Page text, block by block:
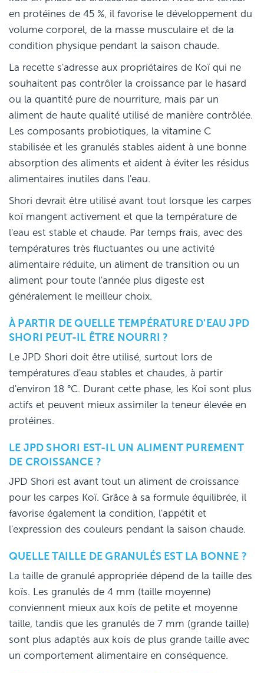
en protéines de 45 %, il favorise le développement du
volume corporel, de la masse musculaire et de la
condition physique pendant la saison chaude.
La recette s'adresse aux propriétaires de Koï qui ne
souhaitent pas contrôler la croissance par le hasard
ou la quantité pure de nourriture, mais par un
aliment de haute qualité utilisé de manière contrôlée.
Les composants probiotiques, la vitamine C
stabilisée et les granulés stables aident à une bonne
absorption des aliments et aident à éviter les résidus
alimentaires inutiles dans l'eau.
Shori devrait être utilisé avant tout lorsque les carpes
koï mangent activement et que la température de
l'eau est stable et chaude. Par temps frais, avec des
températures très fluctuantes ou une activité
alimentaire réduite, un aliment de transition ou un
aliment pour toute l'année plus digeste est
généralement le meilleur choix.
À PARTIR DE QUELLE TEMPÉRATURE D'EAU JPD
SHORI PEUT-IL ÊTRE NOURRI ?
Le JPD Shori doit être utilisé, surtout lors de
températures d'eau stables et chaudes, à partir
d'environ 18 °C. Durant cette phase, les Koï sont plus
actifs et peuvent mieux assimiler la teneur élevée en
protéines.
LE JPD SHORI EST-IL UN ALIMENT PUREMENT
DE CROISSANCE ?
JPD Shori est avant tout un aliment de croissance
pour les carpes Koï. Grâce à sa formule équilibrée, il
favorise également la condition, l'appétit et
l'expression des couleurs pendant la saison chaude.
QUELLE TAILLE DE GRANULÉS EST LA BONNE ?
La taille de granulé appropriée dépend de la taille des
koïs. Les granulés de 4 mm (taille moyenne)
conviennent mieux aux koïs de petite et moyenne
taille, tandis que les granulés de 7 mm (grande taille)
sont plus adaptés aux koïs de plus grande taille avec
un comportement alimentaire en conséquence.